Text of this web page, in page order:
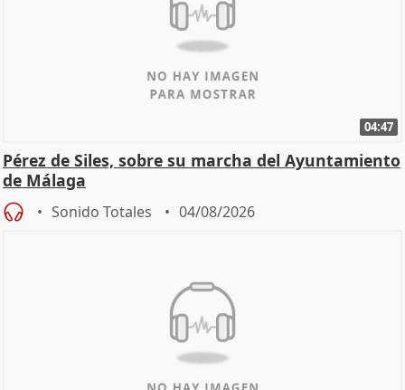
04:47
Pérez de Siles, sobre su marcha del Ayuntamiento
de Málaga
Sonido Totales 04/08/2026